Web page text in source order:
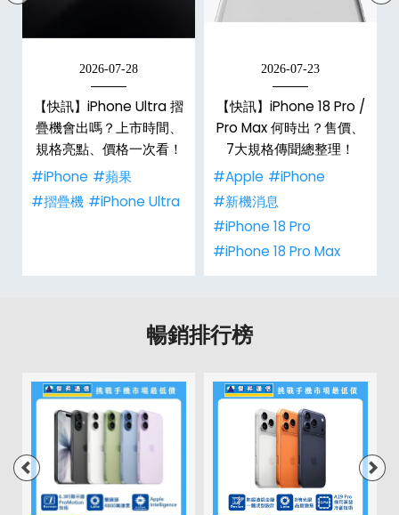
2026-07-28
【快訊】iPhone Ultra 摺
疊機會出嗎？上市時間、
規格亮點、價格一次看！
#iPhone #蘋果
#摺疊機 #iPhone Ultra
2026-07-23
【快訊】iPhone 18 Pro /
Pro Max 何時出？售價、
7大規格傳聞總整理！
#Apple #iPhone
#新機消息
#iPhone 18 Pro
#iPhone 18 Pro Max
暢銷排行榜